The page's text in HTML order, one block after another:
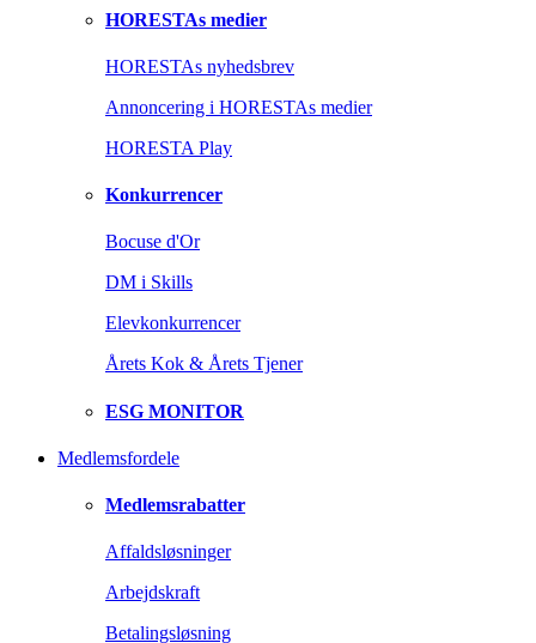
HORESTAs medier
HORESTAs nyhedsbrev
Annoncering i HORESTAs medier
HORESTA Play
Konkurrencer
Bocuse d'Or
DM i Skills
Elevkonkurrencer
Årets Kok & Årets Tjener
ESG MONITOR
Medlemsfordele
Medlemsrabatter
Affaldsløsninger
Arbejdskraft
Betalingsløsning